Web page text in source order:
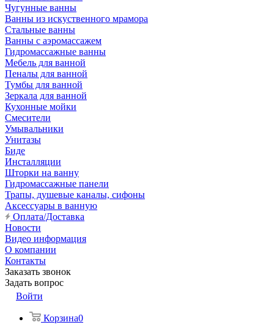
Чугунные ванны
Ванны из искуственного мрамора
Стальные ванны
Ванны с аэромассажем
Гидромассажные ванны
Мебель для ванной
Пеналы для ванной
Тумбы для ванной
Зеркала для ванной
Кухонные мойки
Смесители
Умывальники
Унитазы
Биде
Инсталляции
Шторки на ванну
Гидромассажные панели
Трапы, душевые каналы, сифоны
Аксессуары в ванную
Оплата/Доставка
Новости
Видео информация
О компании
Контакты
Заказать звонок
Задать вопрос
Войти
Корзина0